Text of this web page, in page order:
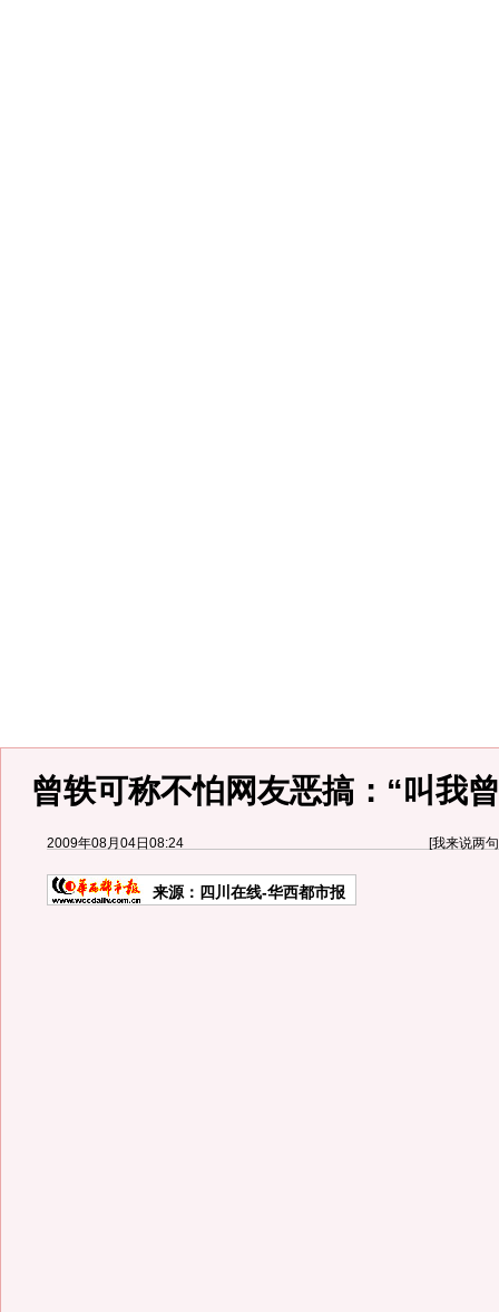
曾轶可称不怕网友恶搞：“叫我
2009年08月04日08:24 [我来说两句
来源： 四川在线-华西都市报